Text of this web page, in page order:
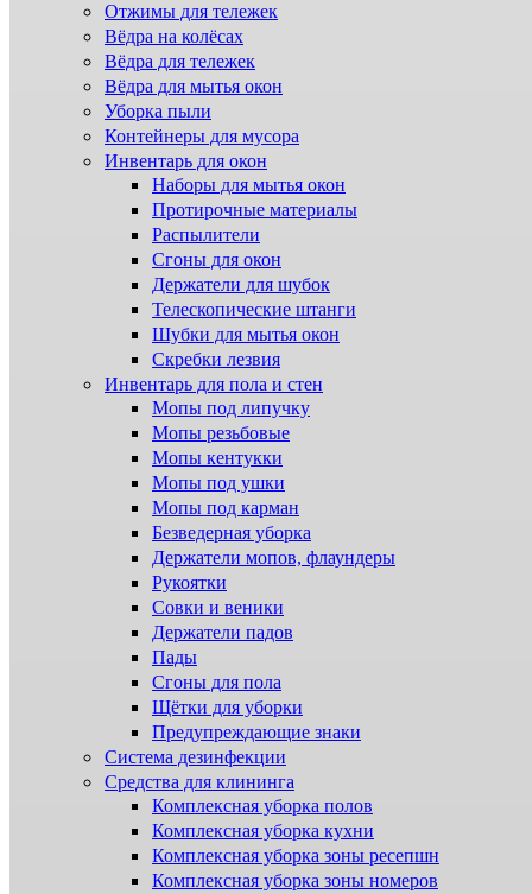
Отжимы для тележек
Вёдра на колёсах
Вёдра для тележек
Вёдра для мытья окон
Уборка пыли
Контейнеры для мусора
Инвентарь для окон
Наборы для мытья окон
Протирочные материалы
Распылители
Сгоны для окон
Держатели для шубок
Телескопические штанги
Шубки для мытья окон
Скребки лезвия
Инвентарь для пола и стен
Мопы под липучку
Мопы резьбовые
Мопы кентукки
Мопы под ушки
Мопы под карман
Безведерная уборка
Держатели мопов, флаундеры
Рукоятки
Совки и веники
Держатели падов
Пады
Сгоны для пола
Щётки для уборки
Предупреждающие знаки
Система дезинфекции
Cредства для клининга
Комплексная уборка полов
Комплексная уборка кухни
Комплексная уборка зоны ресепшн
Комплексная уборка зоны номеров